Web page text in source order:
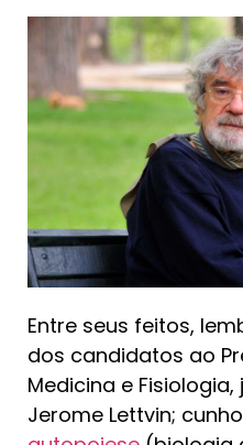
Entre seus feitos,
dos candidatos ao
Medicina e
Jerome Lettvin;